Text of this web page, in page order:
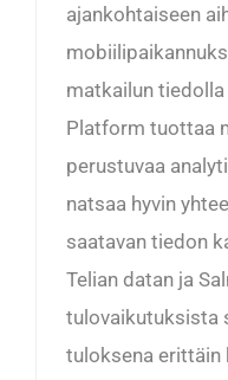
ajankohtaiseen
matkailun
Platform tuottaa
perustuvaa
natsaa hyvin
saatavan tiedon
Telian datan ja
tulovaikutuksista
tuloksena